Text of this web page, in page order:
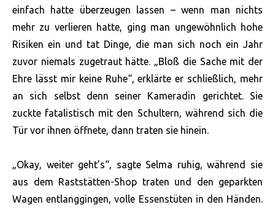
einfach hatte überzeugen lassen – wenn man nichts
mehr zu verlieren hatte, ging man ungewöhnlich hohe
Risiken ein und tat Dinge, die man sich noch ein Jahr
zuvor niemals zugetraut hätte. „Bloß die Sache mit der
Ehre lässt mir keine Ruhe“, erklärte er schließlich, mehr
an sich selbst denn seiner Kameradin gerichtet. Sie
zuckte fatalistisch mit den Schultern, während sich die
Tür vor ihnen öffnete, dann traten sie hinein.
„Okay, weiter geht’s“, sagte Selma ruhig, während sie
aus dem Raststätten-Shop traten und den geparkten
Wagen entlanggingen, volle Essenstüten in den Händen.